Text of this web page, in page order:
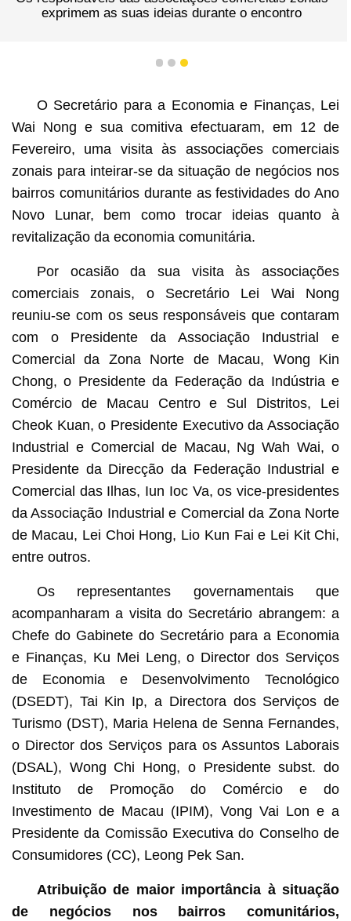
exprimem as suas ideias durante o encontro
1 2 3
O Secretário para a Economia e Finanças, Lei
Wai Nong e sua comitiva efectuaram, em 12 de
Fevereiro, uma visita às associações comerciais
zonais para inteirar-se da situação de negócios nos
bairros comunitários durante as festividades do Ano
Novo Lunar, bem como trocar ideias quanto à
revitalização da economia comunitária.
Por ocasião da sua visita às associações
comerciais zonais, o Secretário Lei Wai Nong
reuniu-se com os seus responsáveis que contaram
com o Presidente da Associação Industrial e
Comercial da Zona Norte de Macau, Wong Kin
Chong, o Presidente da Federação da Indústria e
Comércio de Macau Centro e Sul Distritos, Lei
Cheok Kuan, o Presidente Executivo da Associação
Industrial e Comercial de Macau, Ng Wah Wai, o
Presidente da Direcção da Federação Industrial e
Comercial das Ilhas, Iun Ioc Va, os vice-presidentes
da Associação Industrial e Comercial da Zona Norte
de Macau, Lei Choi Hong, Lio Kun Fai e Lei Kit Chi,
entre outros.
Os representantes governamentais que
acompanharam a visita do Secretário abrangem: a
Chefe do Gabinete do Secretário para a Economia
e Finanças, Ku Mei Leng, o Director dos Serviços
de Economia e Desenvolvimento Tecnológico
(DSEDT), Tai Kin Ip, a Directora dos Serviços de
Turismo (DST), Maria Helena de Senna Fernandes,
o Director dos Serviços para os Assuntos Laborais
(DSAL), Wong Chi Hong, o Presidente subst. do
Instituto de Promoção do Comércio e do
Investimento de Macau (IPIM), Vong Vai Lon e a
Presidente da Comissão Executiva do Conselho de
Consumidores (CC), Leong Pek San.
Atribuição de maior importância à situação
de negócios nos bairros comunitários,